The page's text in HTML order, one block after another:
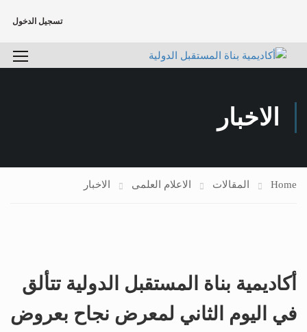
تسجيل الدخول
الاخبار
Home المقالات الاعلام العلمى الاخبار
أكاديمية بناة المستقبل الدولية تتألق
في اليوم الثاني لمعرض نجاح بعروض